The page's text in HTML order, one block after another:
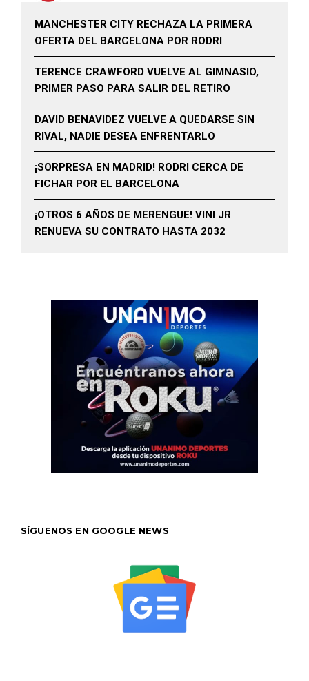
MANCHESTER CITY RECHAZA LA PRIMERA
OFERTA DEL BARCELONA POR RODRI
TERENCE CRAWFORD VUELVE AL GIMNASIO,
PRIMER PASO PARA SALIR DEL RETIRO
DAVID BENAVIDEZ VUELVE A QUEDARSE SIN
RIVAL, NADIE DESEA ENFRENTARLO
¡SORPRESA EN MADRID! RODRI CERCA DE
FICHAR POR EL BARCELONA
¡OTROS 6 AÑOS DE MERENGUE! VINI JR
RENUEVA SU CONTRATO HASTA 2032
SÍGUENOS EN GOOGLE NEWS